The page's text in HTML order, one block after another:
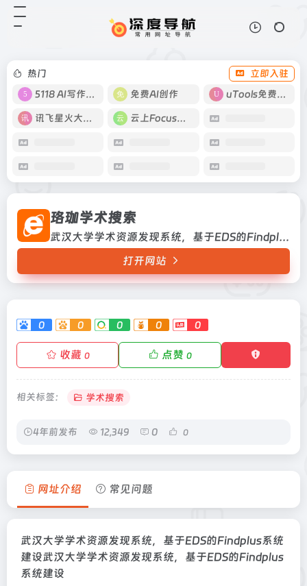
热门
立即入驻
5118 AI写作工具
免费AI创作 uTools免费工具箱
讯飞星火大模型 云上Focus接码
珞珈学术搜索
武汉大学学术资源发现系统，基于EDS的Findplus系统建设武汉大学学术资源发现系统，基于EDS的Findplus系统建设
打开网站
0 0 0 0 0
收藏 0 点赞 0
相关标签： 学术搜索
4年前发布 12,349 0 0
EDS的Findplus系统建设武汉大学学
术资源发现系统，基于EDS的
网址介绍 常见问题
武汉大学学术资源发现系统，基于EDS的Findplus系统
建设武汉大学学术资源发现系统，基于EDS的Findplus
系统建设